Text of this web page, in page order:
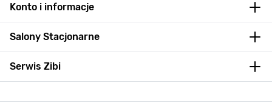
Konto i informacje
Salony Stacjonarne
Serwis Zibi